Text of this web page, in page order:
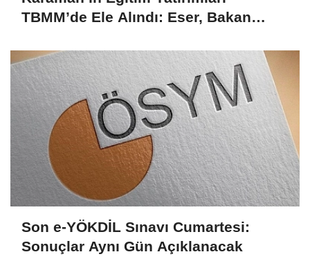
TBMM’de Ele Alındı: Eser, Bakan
Son e-YÖKDİL Sınavı Cumartesi:
Sonuçlar Aynı Gün Açıklanacak